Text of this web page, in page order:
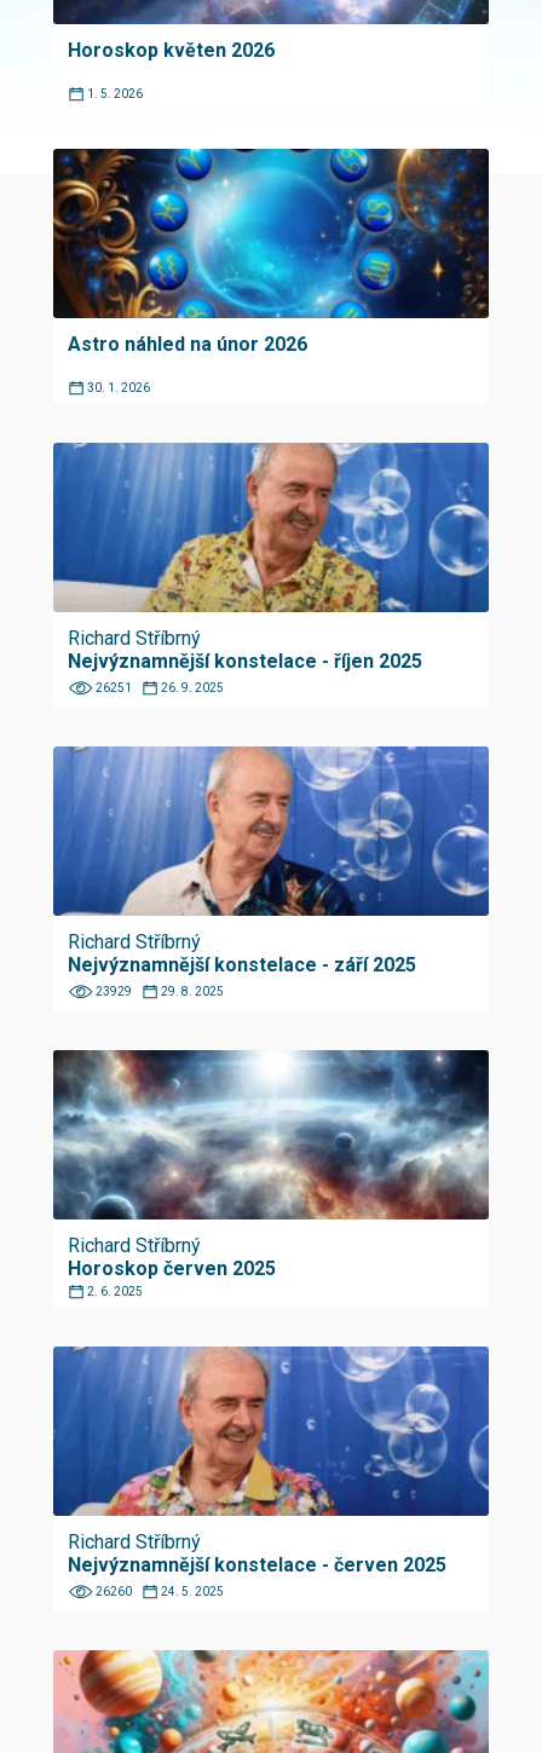
Horoskop květen 2026
1. 5. 2026
Astro náhled na únor 2026
30. 1. 2026
Richard Stříbrný
Nejvýznamnější konstelace - říjen 2025
26251 26. 9. 2025
Richard Stříbrný
Nejvýznamnější konstelace - září 2025
23929 29. 8. 2025
Richard Stříbrný
Horoskop červen 2025
2. 6. 2025
Richard Stříbrný
Nejvýznamnější konstelace - červen 2025
26260 24. 5. 2025